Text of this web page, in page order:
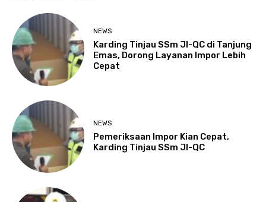
NEWS
Karding Tinjau SSm JI-QC di Tanjung
Emas, Dorong Layanan Impor Lebih
Cepat
NEWS
Pemeriksaan Impor Kian Cepat,
Karding Tinjau SSm JI-QC